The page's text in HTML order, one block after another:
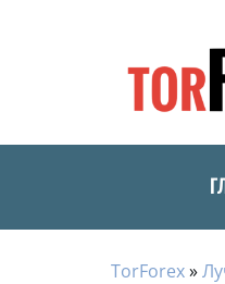
TorForex»